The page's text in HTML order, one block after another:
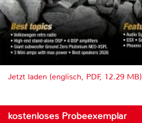
Jetzt laden (englisch, PDF, 12.29 MB)
kostenloses Probeexemplar